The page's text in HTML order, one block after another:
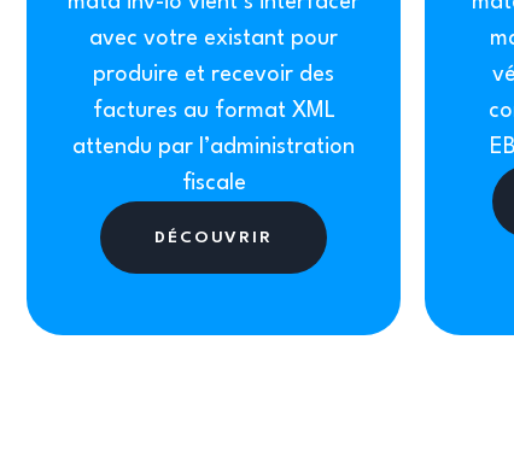
avec votre existant pour
produire et recevoir des
factures au format XML
attendu par l’administration
fiscale
DÉCOUVRIR